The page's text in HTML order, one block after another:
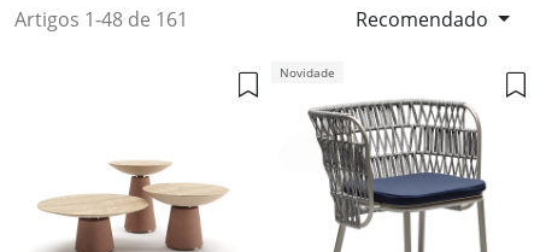
Artigos 1-48 de 161 Recomendado
Novidade